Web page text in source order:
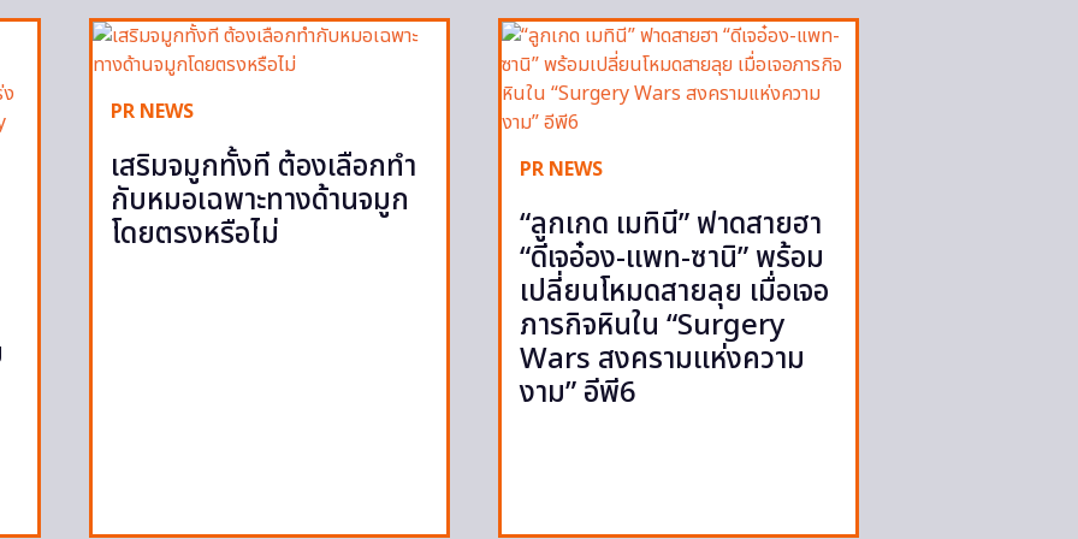
PR NEWS
เสริมจมูกทั้งที ต้องเลือกทำ
กับหมอเฉพาะทางด้านจมูก
โดยตรงหรือไม่
PR NEWS
“ลูกเกด เมทินี” ฟาดสายฮา
“ดีเจอ๋อง-แพท-ซานิ” พร้อม
เปลี่ยนโหมดสายลุย เมื่อเจอ
ภารกิจหินใน “Surgery
Wars สงครามแห่งความ
งาม” อีพี6